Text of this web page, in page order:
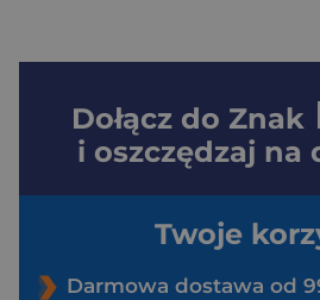
Dołącz do Znak
i oszczędzaj na
Twoje
Darmowa dostawa od